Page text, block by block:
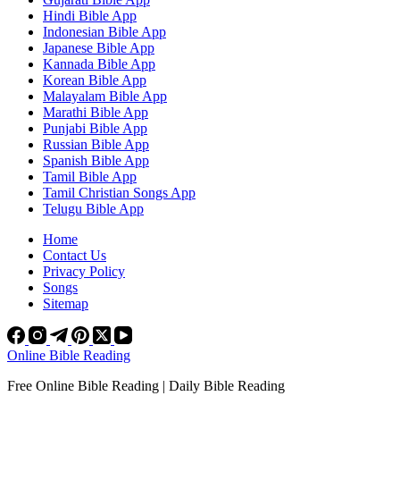
Hindi Bible App
Indonesian Bible App
Japanese Bible App
Kannada Bible App
Korean Bible App
Malayalam Bible App
Marathi Bible App
Punjabi Bible App
Russian Bible App
Spanish Bible App
Tamil Bible App
Tamil Christian Songs App
Telugu Bible App
Home
Contact Us
Privacy Policy
Songs
Sitemap
Online Bible Reading
Free Online Bible Reading | Daily Bible Reading